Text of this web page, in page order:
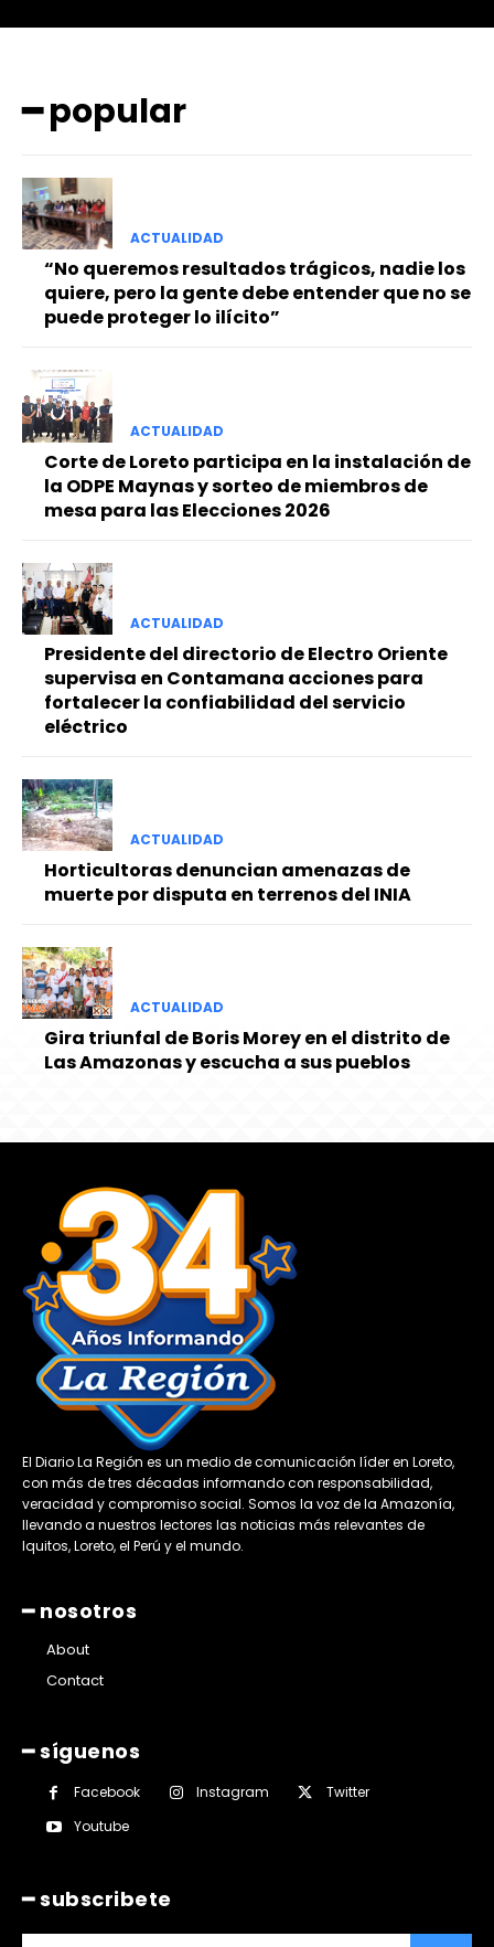
━ popular
ACTUALIDAD
“No queremos resultados trágicos, nadie los
quiere, pero la gente debe entender que no se
puede proteger lo ilícito”
ACTUALIDAD
Corte de Loreto participa en la instalación de
la ODPE Maynas y sorteo de miembros de
mesa para las Elecciones 2026
ACTUALIDAD
Presidente del directorio de Electro Oriente
supervisa en Contamana acciones para
fortalecer la confiabilidad del servicio
eléctrico
ACTUALIDAD
Horticultoras denuncian amenazas de
muerte por disputa en terrenos del INIA
ACTUALIDAD
Gira triunfal de Boris Morey en el distrito de
Las Amazonas y escucha a sus pueblos
El Diario La Región es un medio de comunicación líder en Loreto,
con más de tres décadas informando con responsabilidad,
veracidad y compromiso social. Somos la voz de la Amazonía,
llevando a nuestros lectores las noticias más relevantes de
Iquitos, Loreto, el Perú y el mundo.
━ nosotros
About
Contact
━ síguenos
Facebook Instagram
Twitter
Youtube
━ subscribete